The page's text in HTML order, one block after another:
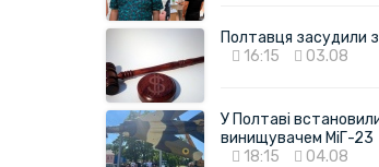
Полтавця засудили
16:15
03.08
У Полтаві
винищувачем МіГ-23
18:15
04.08